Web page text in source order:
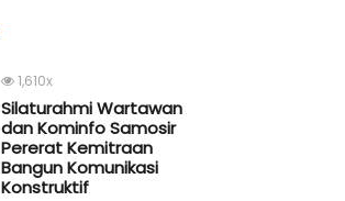
1,610x
Silaturahmi Wartawan
dan Kominfo Samosir
Pererat Kemitraan
Bangun Komunikasi
Konstruktif